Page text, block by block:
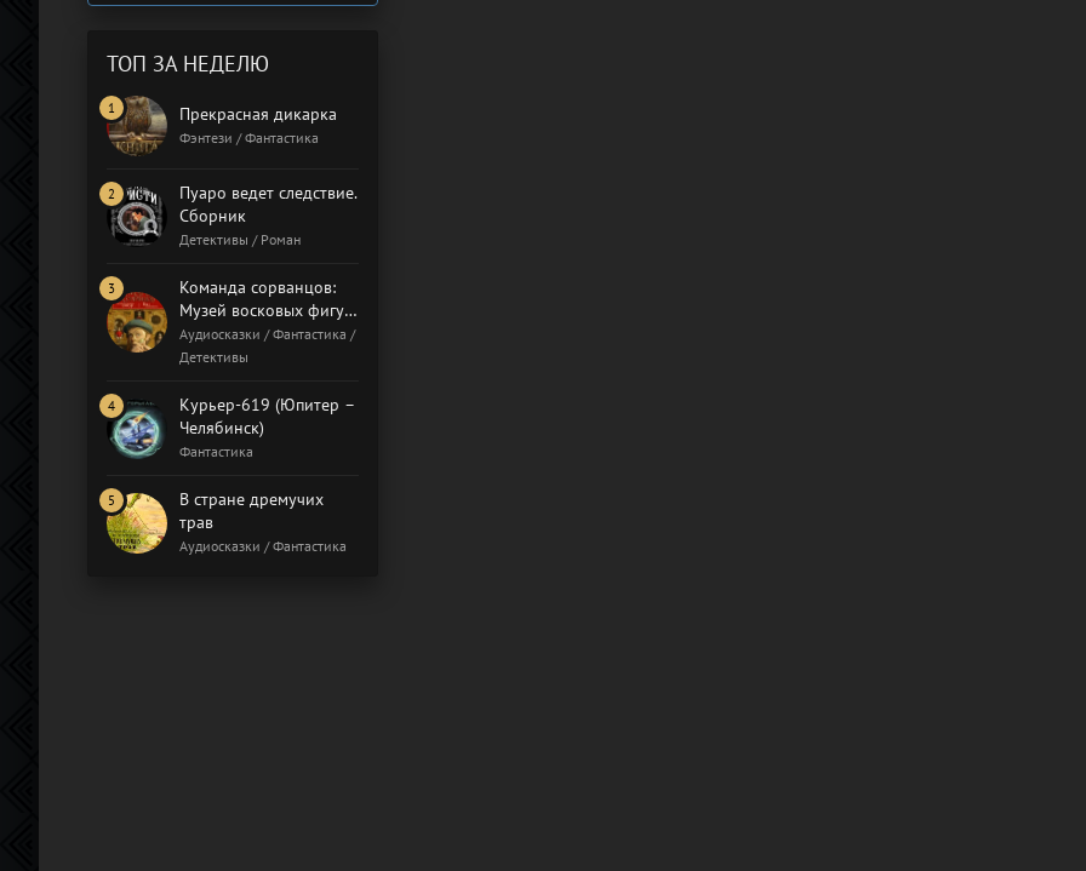
ТОП ЗА НЕДЕЛЮ
Прекрасная дикарка
Фэнтези / Фантастика
Пуаро ведет следствие.
Сборник
Детективы / Роман
Команда сорванцов:
Музей восковых фигур.
Бал газовщиков
Аудиосказки / Фантастика /
Детективы
Курьер-619 (Юпитер –
Челябинск)
Фантастика
В стране дремучих
трав
Аудиосказки / Фантастика